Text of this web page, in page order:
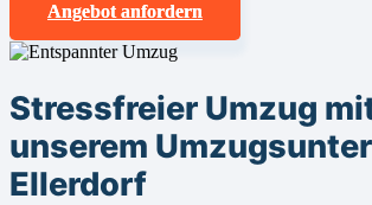
Angebot anfordern
Stressfreier Umzug
unserem
Ellerdorf